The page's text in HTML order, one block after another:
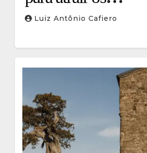
descendentes
Luiz Antônio Cafiero